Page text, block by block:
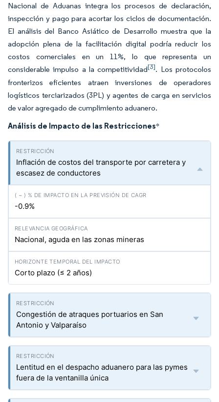
Nacional de Aduanas integra los procesos de declaración,
inspección y pago para acortar los ciclos de documentación.
El análisis del Banco Asiático de Desarrollo muestra que la
adopción plena de la facilitación digital podría reducir los
costos comerciales en un 11%, lo que representa un
considerable impulso a la competitividad[3]. Los protocolos
fronterizos eficientes atraen inversiones de operadores
logísticos terciarizados (3PL) y agentes de carga en servicios
de valor agregado de cumplimiento aduanero.
Análisis de Impacto de las Restricciones*
Inflación de costos del transporte por carretera y
escasez de conductores
-0.9%
Nacional, aguda en las zonas mineras
Corto plazo (≤ 2 años)
Congestión de atraques portuarios en San
Antonio y Valparaíso
Lentitud en el despacho aduanero para las pymes
fuera de la ventanilla única